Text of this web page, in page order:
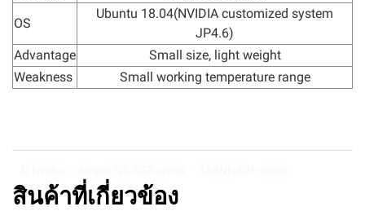
OS
Ubuntu 18.04(NVIDIA customized system
JP4.6)
Advantage
Small size, light weight
Weakness
Small working temperature range
สินค้าที่เกี่ยวข้อง